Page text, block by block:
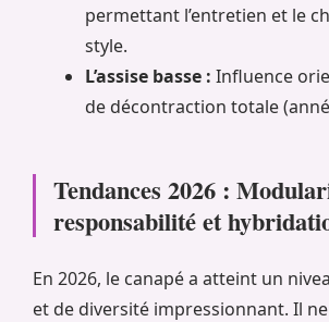
permettant l’entretien et le
style.
L’assise basse : Influence
de décontraction totale
Tendances 2026 :
responsabilité et
En 2026, le canapé a atteint un
et de diversité impressionnant. Il